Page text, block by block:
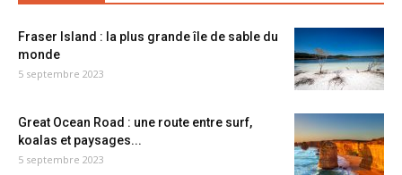
Fraser Island : la plus grande île de sable du
monde
5 septembre 2023
Great Ocean Road : une route entre surf,
koalas et paysages...
5 septembre 2023